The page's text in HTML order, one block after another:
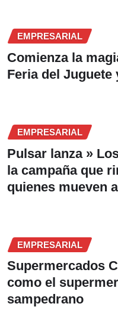
EMPRESARIAL
Comienza la
Feria del Juguete
EMPRESARIAL
Pulsar lanza »
la campaña que
quienes mueven
EMPRESARIAL
Supermercados
como el
sampedrano